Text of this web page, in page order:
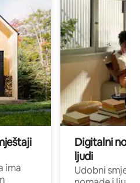
ima
Digitalni
ljudi
Udobni